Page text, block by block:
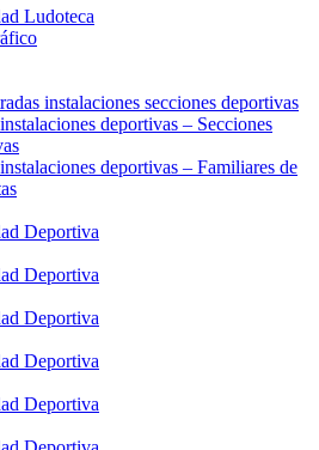
Ludoteca
instalaciones secciones deportivas
deportivas – Secciones
deportivas – Familiares de
Deportiva
Deportiva
Deportiva
Deportiva
Deportiva